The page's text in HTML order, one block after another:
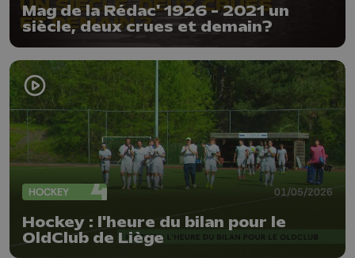
Mag de la Rédac' 1926 - 2021 un
siècle, deux crues et demain?
HOCKEY 01/05/2026
Hockey : l'heure du bilan pour le
OldClub de Liège